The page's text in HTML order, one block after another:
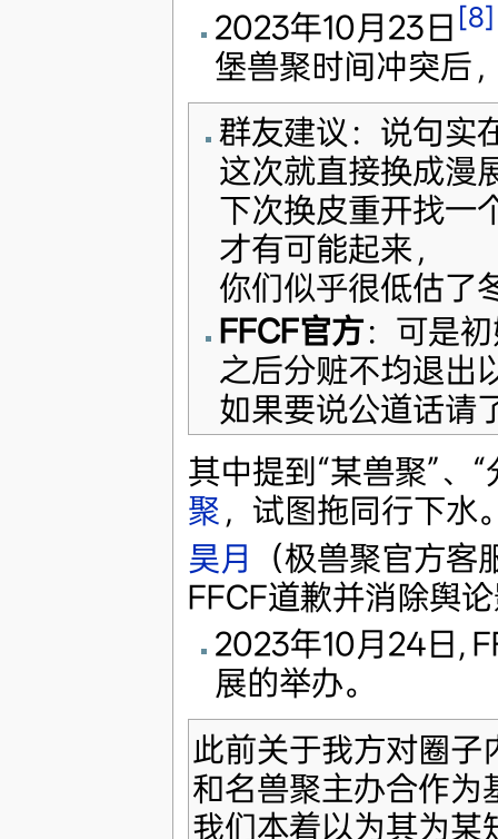
2023年10月23日 [8]
堡兽聚时间冲突后
群友建议：说句实
这次就直接换成漫
下次换皮重开找一
才有可能起来，
你们似乎很低估了
FFCF官方：可是
之后分赃不均退出
如果要说公道话请
其中提到“某兽聚”、
聚 ，试图拖同行下水
昊月
（极兽聚官方
FFCF道歉并消除舆
2023年10月24日,
展的举办。
此前关于我方对圈子
和名兽聚主办合作为
我们本着以为其为某